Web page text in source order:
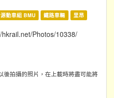
動車組 BMU 鐵路車輛
里昂
hkrail.net/Photos/10338/
後拍攝的照片，在上載時將盡可能將